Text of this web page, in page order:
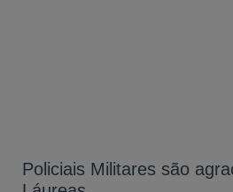
Policiais Militares são